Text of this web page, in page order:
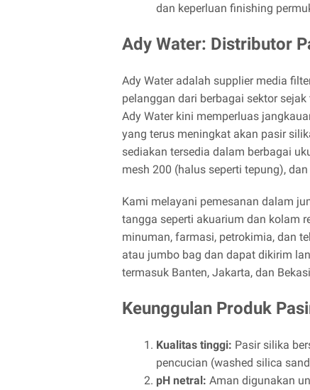
dan keperluan finishing
Ady Water: Distributor
Ady Water adalah supplier media
pelanggan dari berbagai sektor
Ady Water kini memperluas
yang terus meningkat akan pasir
sediakan tersedia dalam berbagai
mesh 200 (halus seperti tepung),
Kami melayani pemesanan dalam
tangga seperti akuarium dan kolam
minuman, farmasi, petrokimia, dan
atau jumbo bag dan dapat dikirim
termasuk Banten, Jakarta, dan
Keunggulan Produk
Kualitas tinggi: Pasir silika
pencucian (washed silica
pH netral: Aman digunakan